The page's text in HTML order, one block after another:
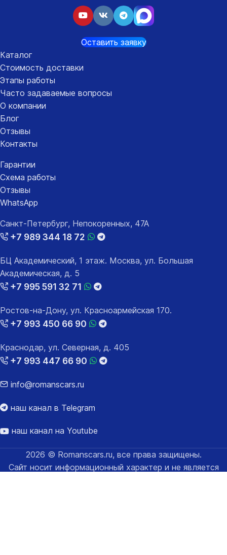
Оставить заявку
Каталог
Стоимость доставки
Этапы работы
Часто задаваемые вопросы
О компании
Блог
Отзывы
Контакты
Гарантии
Схема работы
Отзывы
WhatsApp
Санкт-Петербург, Непокоренных, 47А
+7 989 344 18 72
БЦ Академический, 1 этаж. Москва, ул. Большая
Академическая, д. 5
+7 995 591 32 71
Ростов-на-Дону, ул. Красноармейская 170.
+7 993 450 66 90
Краснодар, ул. Северная, д. 405
+7 993 447 66 90
info@romanscars.ru
наш канал в Telegram
наш канал на Youtube
2026 © Romanscars.ru, все права защищены.
Сайт носит информационный характер и не является